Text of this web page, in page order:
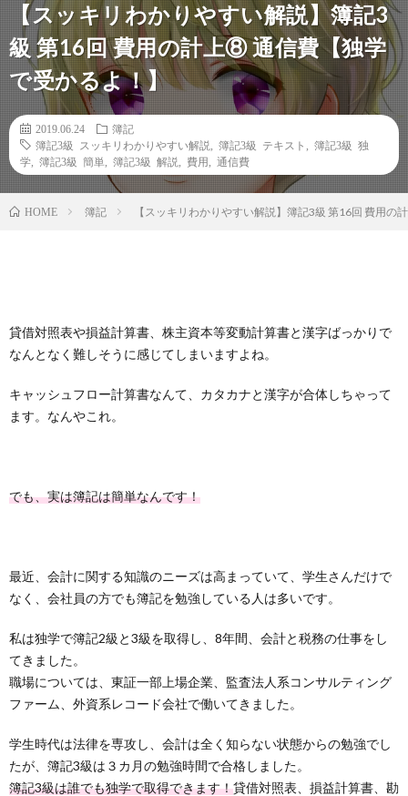
【スッキリわかりやすい解説】簿記3
級 第16回 費用の計上⑧ 通信費【独学
で受かるよ！】
2019.06.24
簿記
簿記3級 スッキリわかりやすい解説
簿記3級 テキスト
簿記3級 独
学
簿記3級 簡単 簿記3級 解説 費用 通信費
HOME 簿記 【スッキリわかりやすい解説】簿記3級 第16回 費用
貸借対照表や損益計算書、株主資本等変動計算書と漢字ばっかりで
なんとなく難しそうに感じてしまいますよね。
キャッシュフロー計算書なんて、カタカナと漢字が合体しちゃって
ます。なんやこれ。
でも、実は簿記は簡単なんです！
最近、会計に関する知識のニーズは高まっていて、学生さんだけで
なく、会社員の方でも簿記を勉強している人は多いです。
私は独学で簿記2級と3級を取得し、8年間、会計と税務の仕事をし
てきました。
職場については、東証一部上場企業、監査法人系コンサルティング
ファーム、外資系レコード会社で働いてきました。
学生時代は法律を専攻し、会計は全く知らない状態からの勉強でし
たが、簿記3級は３カ月の勉強時間で合格しました。
簿記3級は誰でも独学で取得できます！貸借対照表、損益計算書、勘